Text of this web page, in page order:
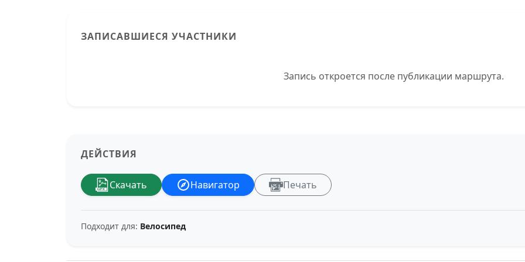
ЗАПИСАВШИЕСЯ УЧАСТНИКИ
Запись откроется после публикации маршрута.
ДЕЙСТВИЯ
Скачать Навигатор Печать
Подходит для: Велосипед